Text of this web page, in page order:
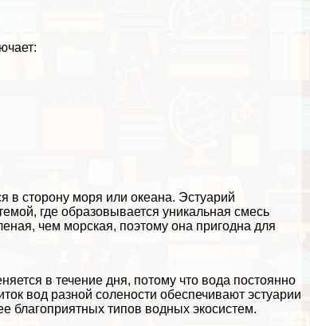
в сторону моря или океана. Эстуарий
, где образовывается уникальная смесь
чем морская, поэтому она пригодна для
в течение дня, потому что вода постоянно
вод разной солености обеспечивают эстуарии
благоприятных типов водныхэкосистем.